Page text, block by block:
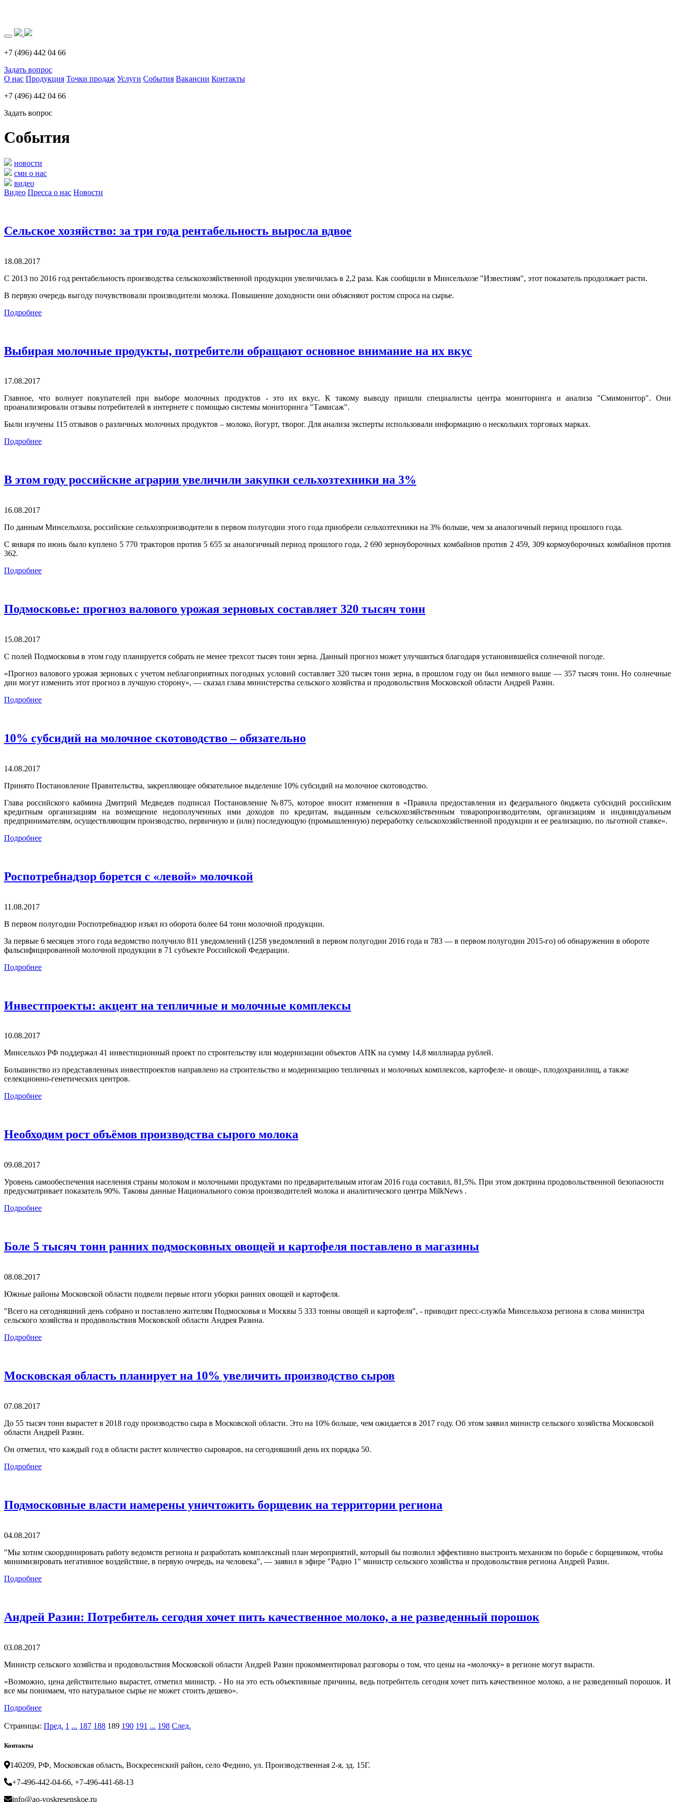
+7 (496) 442 04 66
Задать вопрос
О нас Продукция Точки продаж Услуги События Вакансии Контакты
+7 (496) 442 04 66
Задать вопрос
События
новости
сми о нас
видео
Видео Пресса о нас Новости
Сельское хозяйство: за три года рентабельность выросла вдвое
18.08.2017
С 2013 по 2016 год рентабельность производства сельскохозяйственной продукции увеличилась в 2,2 раза. Как сообщили в Минсельхозе "Известиям", этот показатель продолжает расти.
В первую очередь выгоду почувствовали производители молока. Повышение доходности они объясняют ростом спроса на сырье.
Подробнее
Выбирая молочные продукты, потребители обращают основное внимание на их вкус
17.08.2017
Главное, что волнует покупателей при выборе молочных продуктов - это их вкус. К такому выводу пришли специалисты центра мониторинга и анализа "Смимонитор". Они
проанализировали отзывы потребителей в интернете с помощью системы мониторинга "Тамисаж".
Были изучены 115 отзывов о различных молочных продуктов – молоко, йогурт, творог. Для анализа эксперты использовали информацию о нескольких торговых марках.
Подробнее
В этом году российские аграрии увеличили закупки сельхозтехники на 3%
16.08.2017
По данным Минсельхоза, российские сельхозпроизводители в первом полугодии этого года приобрели сельхозтехники на 3% больше, чем за аналогичный период прошлого года.
С января по июнь было куплено 5 770 тракторов против 5 655 за аналогичный период прошлого года, 2 690 зерноуборочных комбайнов против 2 459, 309 кормоуборочных комбайнов против
362.
Подробнее
Подмосковье: прогноз валового урожая зерновых составляет 320 тысяч тонн
15.08.2017
С полей Подмосковья в этом году планируется собрать не менее трехсот тысяч тонн зерна. Данный прогноз может улучшиться благодаря установившейся солнечной погоде.
«Прогноз валового урожая зерновых с учетом неблагоприятных погодных условий составляет 320 тысяч тонн зерна, в прошлом году он был немного выше — 357 тысяч тонн. Но солнечные
дни могут изменить этот прогноз в лучшую сторону», — сказал глава министерства сельского хозяйства и продовольствия Московской области Андрей Разин.
Подробнее
10% субсидий на молочное скотоводство – обязательно
14.08.2017
Принято Постановление Правительства, закрепляющее обязательное выделение 10% субсидий на молочное скотоводство.
Глава российского кабмина Дмитрий Медведев подписал Постановление №875, которое вносит изменения в «Правила предоставления из федерального бюджета субсидий российским
кредитным организациям на возмещение недополученных ими доходов по кредитам, выданным сельскохозяйственным товаропроизводителям, организациям и индивидуальным
предпринимателям, осуществляющим производство, первичную и (или) последующую (промышленную) переработку сельскохозяйственной продукции и ее реализацию, по льготной ставке».
Подробнее
Роспотребнадзор борется с «левой» молочкой
11.08.2017
В первом полугодии Роспотребнадзор изъял из оборота более 64 тонн молочной продукции.
За первые 6 месяцев этого года ведомство получило 811 уведомлений (1258 уведомлений в первом полугодии 2016 года и 783 — в первом полугодии 2015-го) об обнаружении в обороте
фальсифицированной молочной продукции в 71 субъекте Российской Федерации.
Подробнее
Инвестпроекты: акцент на тепличные и молочные комплексы
10.08.2017
Минсельхоз РФ поддержал 41 инвестиционный проект по строительству или модернизации объектов АПК на сумму 14,8 миллиарда рублей.
Большинство из представленных инвестпроектов направлено на строительство и модернизацию тепличных и молочных комплексов, картофеле- и овоще-, плодохранилищ, а также
селекционно-генетических центров.
Подробнее
Необходим рост объёмов производства сырого молока
09.08.2017
Уровень самообеспечения населения страны молоком и молочными продуктами по предварительным итогам 2016 года составил, 81,5%. При этом доктрина продовольственной безопасности
предусматривает показатель 90%. Таковы данные Национального союза производителей молока и аналитического центра MilkNews .
Подробнее
Боле 5 тысяч тонн ранних подмосковных овощей и картофеля поставлено в магазины
08.08.2017
Южные районы Московской области подвели первые итоги уборки ранних овощей и картофеля.
"Всего на сегодняшний день собрано и поставлено жителям Подмосковья и Москвы 5 333 тонны овощей и картофеля", - приводит пресс-служба Минсельхоза региона в слова министра
сельского хозяйства и продовольствия Московской области Андрея Разина.
Подробнее
Московская область планирует на 10% увеличить производство сыров
07.08.2017
До 55 тысяч тонн вырастет в 2018 году производство сыра в Московской области. Это на 10% больше, чем ожидается в 2017 году. Об этом заявил министр сельского хозяйства Московской
области Андрей Разин.
Он отметил, что каждый год в области растет количество сыроваров, на сегодняшний день их порядка 50.
Подробнее
Подмосковные власти намерены уничтожить борщевик на территории региона
04.08.2017
"Мы хотим скоординировать работу ведомств региона и разработать комплексный план мероприятий, который бы позволил эффективно выстроить механизм по борьбе с борщевиком, чтобы
минимизировать негативное воздействие, в первую очередь, на человека", — заявил в эфире "Радио 1" министр сельского хозяйства и продовольствия региона Андрей Разин.
Подробнее
Андрей Разин: Потребитель сегодня хочет пить качественное молоко, а не разведенный порошок
03.08.2017
Министр сельского хозяйства и продовольствия Московской области Андрей Разин прокомментировал разговоры о том, что цены на «молочку» в регионе могут вырасти.
«Возможно, цена действительно вырастет, отметил министр. - Но на это есть объективные причины, ведь потребитель сегодня хочет пить качественное молоко, а не разведенный порошок. И
все мы понимаем, что натуральное сырье не может стоить дешево».
Подробнее
Страницы: Пред. 1 ... 187 188 189 190 191 ... 198 След.
Контакты
140209, РФ, Московская область, Воскресенский район, село Федино, ул. Производственная 2-я, зд. 15Г.
+7-496-442-04-66, +7-496-441-68-13
info@ao-voskresenskoe.ru